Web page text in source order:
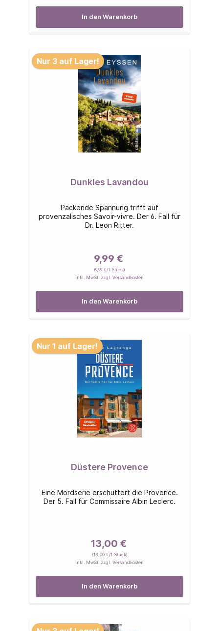
In den Warenkorb
Nur 3 auf Lager!
Dunkles Lavandou
Packende Spannung trifft auf
provenzalisches Savoir-vivre. Der 6. Fall für
Dr. Leon Ritter.
9,99 €
(9,99 €/1 Stück)
inkl. MwSt. zzgl. Versandkosten
In den Warenkorb
Nur 1 auf Lager!
Düstere Provence
Eine Mordserie erschüttert die Provence.
Der 5. Fall für Commissaire Albin Leclerc.
13,00 €
(13,00 €/1 Stück)
inkl. MwSt. zzgl. Versandkosten
In den Warenkorb